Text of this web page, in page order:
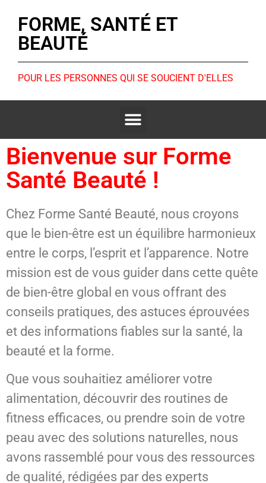
FORME, SANTÉ ET
BEAUTÉ
POUR LES PERSONNES QUI SE SOUCIENT D'ELLES
Bienvenue sur Forme
Santé Beauté !
Chez Forme Santé Beauté, nous croyons
que le bien-être est un équilibre harmonieux
entre le corps, l’esprit et l’apparence. Notre
mission est de vous guider dans cette quête
de bien-être global en vous offrant des
conseils pratiques, des astuces éprouvées
et des informations fiables sur la santé, la
beauté et la forme.
Que vous souhaitiez améliorer votre
alimentation, découvrir des routines de
fitness efficaces, ou prendre soin de votre
peau avec des solutions naturelles, nous
avons rassemblé pour vous des ressources
de qualité, rédigées par des experts